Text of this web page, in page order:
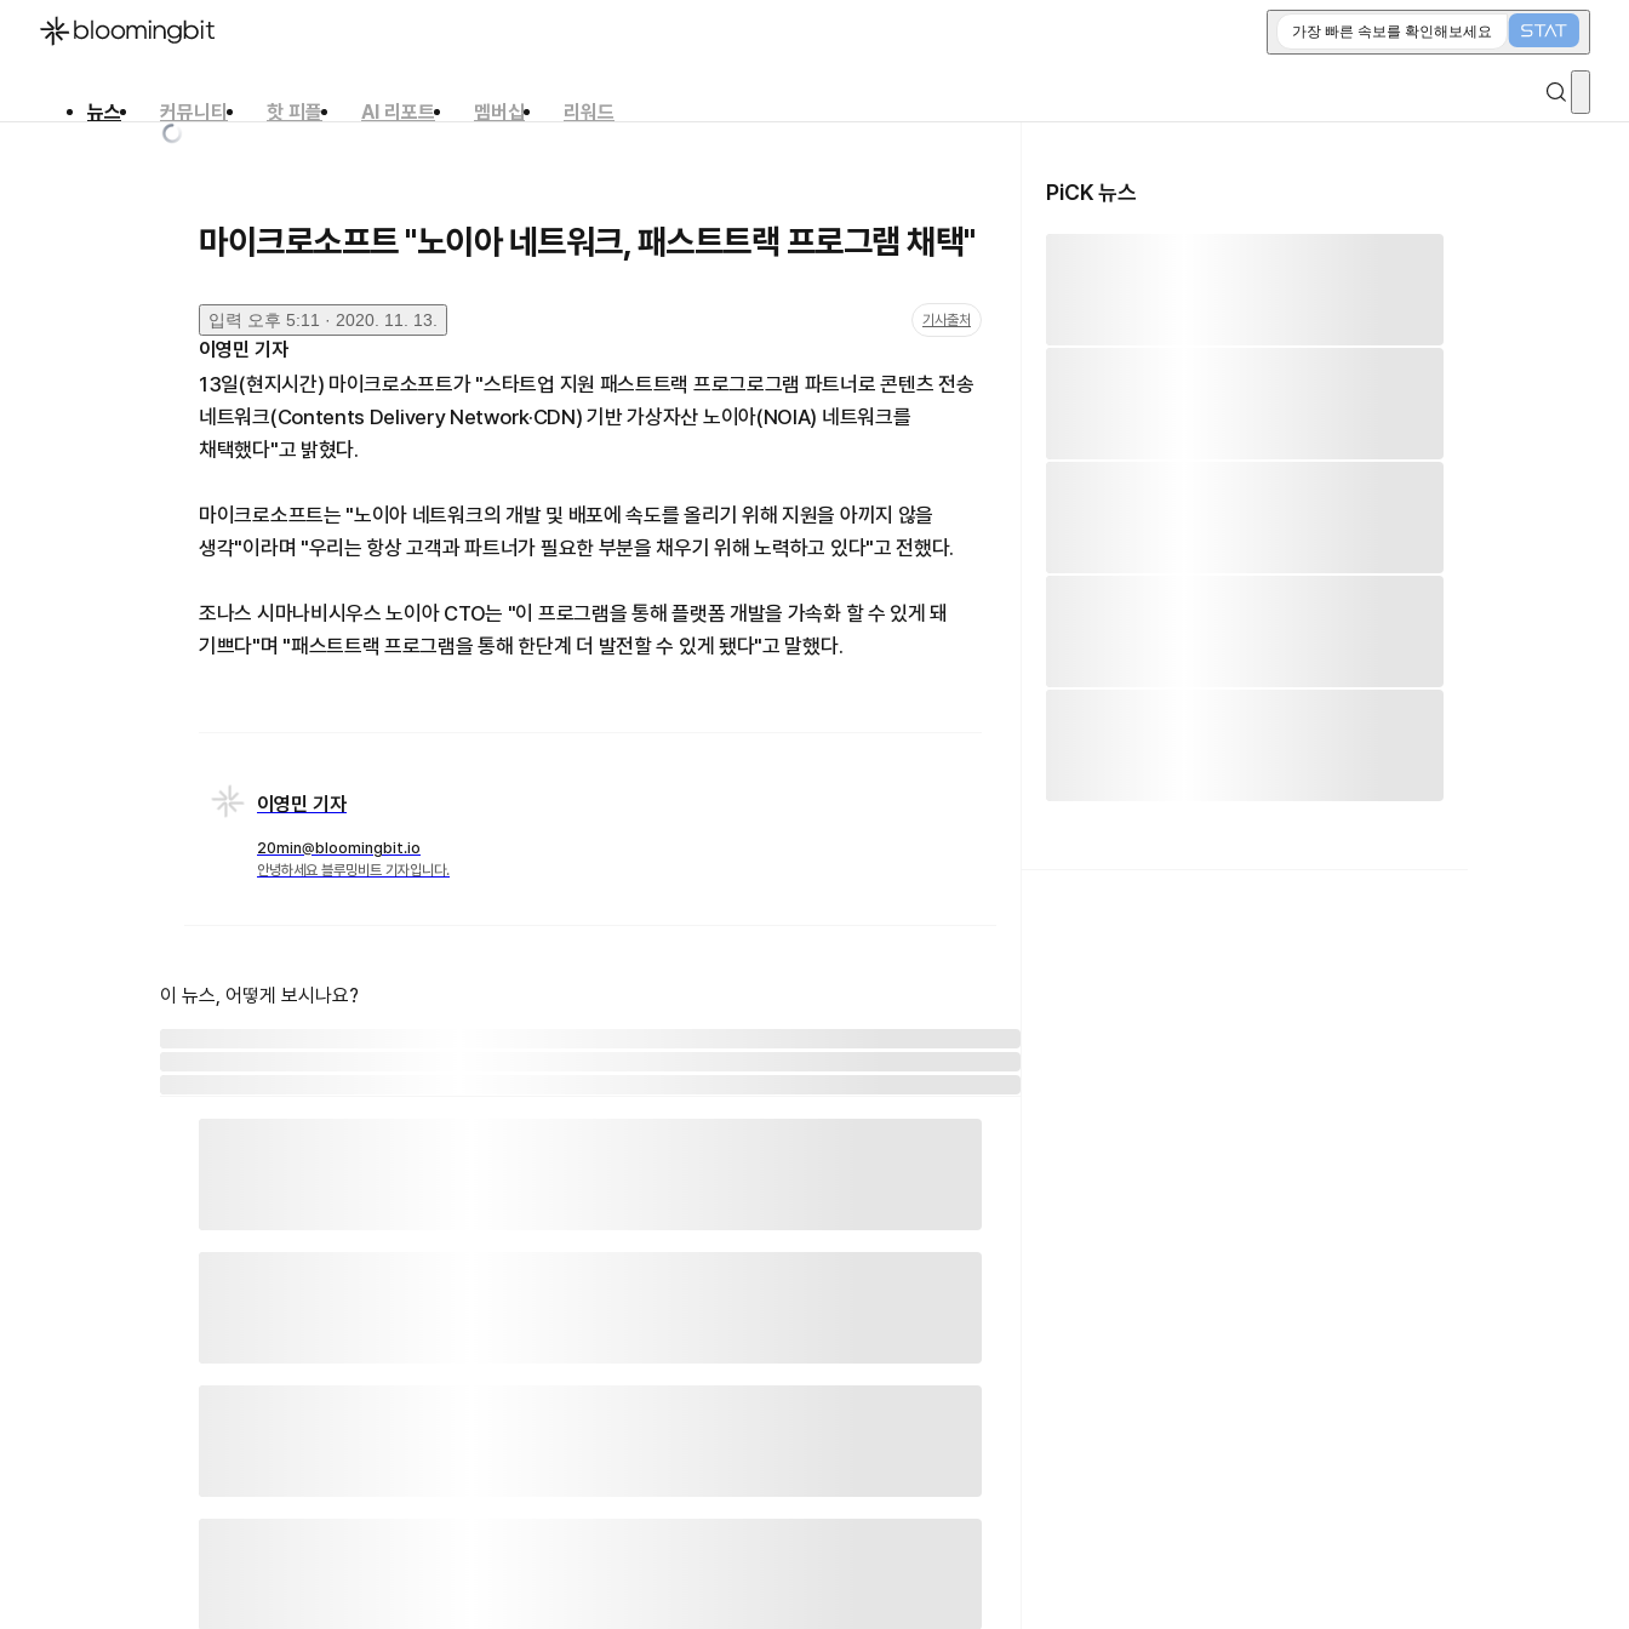
가장 빠른 속보를 확인해보세요
뉴스 커뮤니티 핫 피플 AI 리포트 멤버십
리워드
마이크로소프트 "노이아 네트워크, 패스트트랙 프로그램 채택"
입력 오후 5:11 · 2020. 11. 13. 기사출처
이영민 기자
13일(현지시간) 마이크로소프트가 "스타트업 지원 패스트트랙 프로그로그램 파트너로 콘텐츠 전송
네트워크(Contents Delivery Network·CDN) 기반 가상자산 노이아(NOIA) 네트워크를
채택했다"고 밝혔다.
마이크로소프트는 "노이아 네트워크의 개발 및 배포에 속도를 올리기 위해 지원을 아끼지 않을
생각"이라며 "우리는 항상 고객과 파트너가 필요한 부분을 채우기 위해 노력하고 있다"고 전했다.
조나스 시마나비시우스 노이아 CTO는 "이 프로그램을 통해 플랫폼 개발을 가속화 할 수 있게 돼
기쁘다"며 "패스트트랙 프로그램을 통해 한단계 더 발전할 수 있게 됐다"고 말했다.
이영민 기자
20min@bloomingbit.io
안녕하세요 블루밍비트 기자입니다.
이 뉴스, 어떻게 보시나요?
PiCK 뉴스